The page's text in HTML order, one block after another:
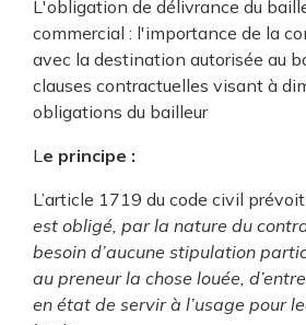
L'obligation de délivrance du
commercial : l'importance de la
avec la destination autorisée au
clauses contractuelles visant à
obligations du bailleur
Le principe :
L’article 1719 du code civil prévoit
est obligé, par la nature du
besoin d’aucune stipulation
au preneur la chose louée,
en état de servir à l’usage pour